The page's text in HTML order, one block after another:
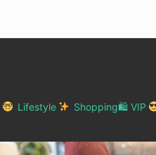
Lifestyle Shopping🛍 VIP